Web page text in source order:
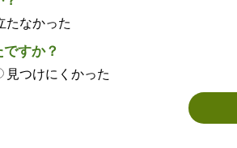
たなかった
すか？
見つけにくかった